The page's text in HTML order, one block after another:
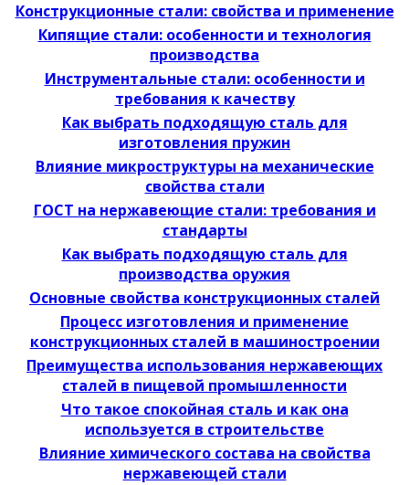
Конструкционные стали: свойства и применение
Кипящие стали: особенности и технология
производства
Инструментальные стали: особенности и
требования к качеству
Как выбрать подходящую сталь для
изготовления пружин
Влияние микроструктуры на механические
свойства стали
ГОСТ на нержавеющие стали: требования и
стандарты
Как выбрать подходящую сталь для
производства оружия
Основные свойства конструкционных сталей
Процесс изготовления и применение
конструкционных сталей в машиностроении
Преимущества использования нержавеющих
сталей в пищевой промышленности
Что такое спокойная сталь и как она
используется в строительстве
Влияние химического состава на свойства
нержавеющей стали